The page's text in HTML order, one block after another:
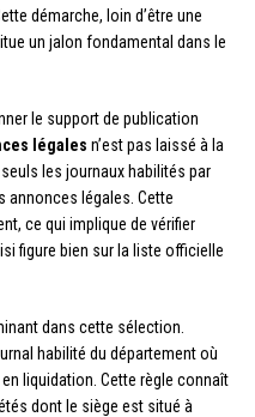
démarche, loin d’être une
un jalon fondamental dans le
le support de publication
légales n’est pas laissé à la
les journaux habilités par
annonces légales. Cette
ce qui implique de vérifier
figure bien sur la liste officielle
dans cette sélection.
habilité du département où
liquidation. Cette règle connaît
dont le siège est situé à